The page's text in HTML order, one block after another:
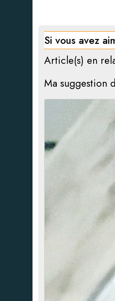
Si vous avez
Article(s) en
Ma suggestion